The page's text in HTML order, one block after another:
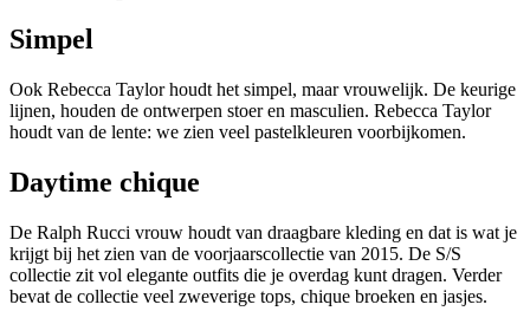
Simpel
Ook Rebecca Taylor houdt het simpel, maar vrouwelijk. De keurige
lijnen, houden de ontwerpen stoer en masculien. Rebecca Taylor
houdt van de lente: we zien veel pastelkleuren voorbijkomen.
Daytime chique
De Ralph Rucci vrouw houdt van draagbare kleding en dat is wat je
krijgt bij het zien van de voorjaarscollectie van 2015. De S/S
collectie zit vol elegante outfits die je overdag kunt dragen. Verder
bevat de collectie veel zweverige tops, chique broeken en jasjes.